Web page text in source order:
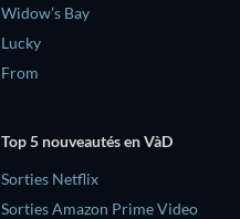
Widow’s Bay
Lucky
From
Top 5 nouveautés en VàD
Sorties Netflix
Sorties Amazon Prime Video